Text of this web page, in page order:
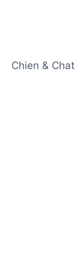
Chien & Chat